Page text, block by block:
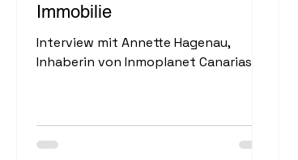
Immobilie
Interview mit Annette Hagenau,
Inhaberin von Inmoplanet Canarias